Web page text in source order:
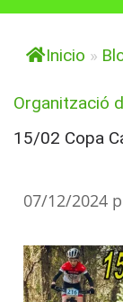
Inicio »
Organització
15/02 Copa
07/12/2024